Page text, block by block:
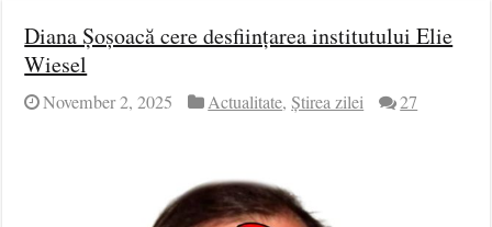
Diana Șoșoacă cere desființarea institutului Elie
Wiesel
November 2, 2025 Actualitate,Știrea zilei 27